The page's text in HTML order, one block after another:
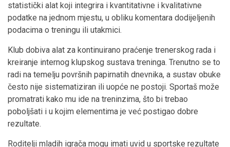
statistički alat koji integrira i kvantitativne i kvalitativne
podatke na jednom mjestu, u obliku komentara dodijeljenih
podacima o treningu ili utakmici.
Klub dobiva alat za kontinuirano praćenje trenerskog rada i
kreiranje internog klupskog sustava treninga. Trenutno se to
radi na temelju površnih papirnatih dnevnika, a sustav obuke
često nije sistematiziran ili uopće ne postoji. Sportaš može
promatrati kako mu ide na treninzima, što bi trebao
poboljšati i u kojim elementima je već postigao dobre
rezultate.
Roditelji mladih igrača mogu imati uvid u sportske rezultate